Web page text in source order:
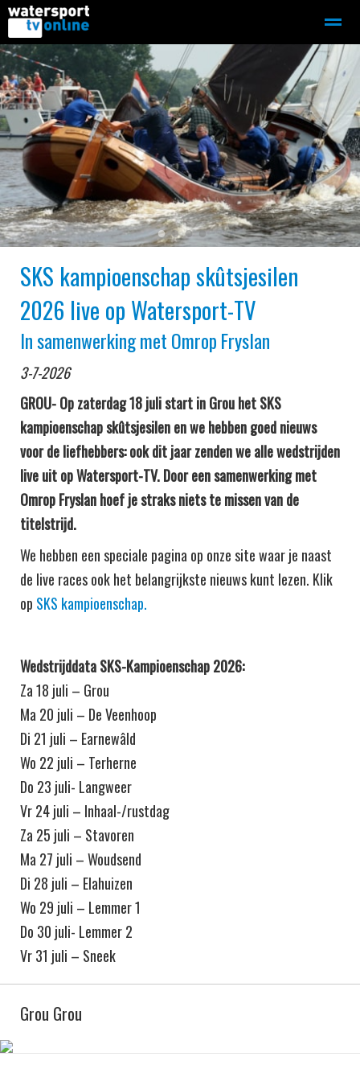
Zeilen Motorboot-sloep Adverteren
Home Contact Bellen Zoeken
●●●●
SKS kampioenschap skûtsjesilen
2026 live op Watersport-TV
In samenwerking met Omrop Fryslan
3-7-2026
GROU- Op zaterdag 18 juli start in Grou het SKS
kampioenschap skûtsjesilen en we hebben goed nieuws
voor de liefhebbers: ook dit jaar zenden we alle wedstrijden
live uit op Watersport-TV. Door een samenwerking met
Omrop Fryslan hoef je straks niets te missen van de
titelstrijd.
We hebben een speciale pagina op onze site waar je naast
de live races ook het belangrijkste nieuws kunt lezen. Klik
op SKS kampioenschap.
Wedstrijddata SKS-Kampioenschap 2026:
Za 18 juli – Grou
Ma 20 juli – De Veenhoop
Di 21 juli – Earnewâld
Wo 22 juli – Terherne
Do 23 juli- Langweer
Vr 24 juli – Inhaal-/rustdag
Za 25 juli – Stavoren
Ma 27 juli – Woudsend
Di 28 juli – Elahuizen
Wo 29 juli – Lemmer 1
Do 30 juli- Lemmer 2
Vr 31 juli – Sneek
Grou Grou